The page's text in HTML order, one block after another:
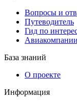
Вопросы и
Путеводитель
Гид по
Авиакомпании
База знаний
О проекте
Информация